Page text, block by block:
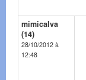
mimicalva
(14)
28/10/2012 à
12:48